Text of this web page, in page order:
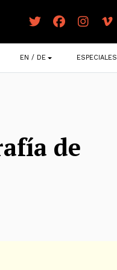
EN / DE ESPECIALES
de